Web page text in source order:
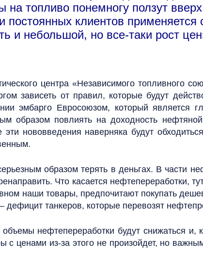
топливо понемногу ползут
клиентов применяется
и небольшой, но все-таки рост
центра «Независимого топливного
зависеть от правил, которые будут
эмбарго Евросоюзом, который является
образом повлиять на доходность
нововведения наверняка будут
образом терять в деньгах. В части
Что касается нефтепереработки,
наши товары, предпочитают покупать
танкеров, которые перевозят
объемы нефтепереработки будут снижаться
ценами из-за этого не произойдет, но